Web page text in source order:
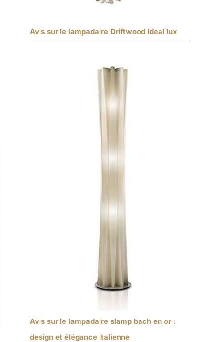
Avis sur le lampadaire Driftwood Ideal lux
Avis sur le lampadaire slamp bach en or :
design et élégance italienne